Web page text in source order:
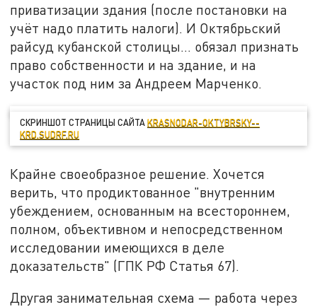
приватизации здания (после постановки на
учёт надо платить налоги). И Октябрьский
райсуд кубанской столицы... обязал признать
право собственности и на здание, и на
участок под ним за Андреем Марченко.
СКРИНШОТ СТРАНИЦЫ САЙТАKRASNODAR-OKTYBRSKY--
KRD.SUDRF.RU
Крайне своеобразное решение. Хочется
верить, что продиктованное "внутренним
убеждением, основанным на всестороннем,
полном, объективном и непосредственном
исследовании имеющихся в деле
доказательств" (ГПК РФ Статья 67).
Другая занимательная схема — работа через